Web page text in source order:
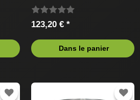
123,20 € *
Dans le panier